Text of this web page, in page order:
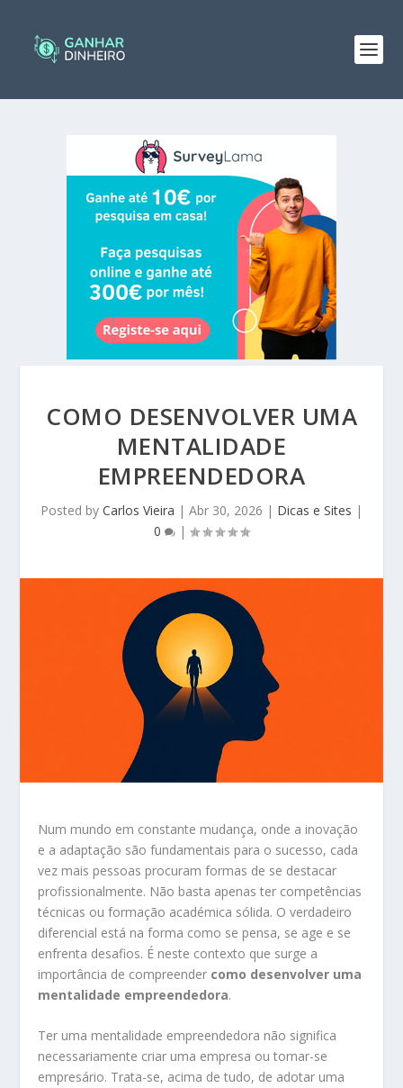
COMO DESENVOLVER UMA
MENTALIDADE
EMPREENDEDORA
Posted by Carlos Vieira | Abr 30, 2026 | Dicas e Sites |
0
|
Num mundo em constante mudança, onde a inovação
e a adaptação são fundamentais para o sucesso, cada
vez mais pessoas procuram formas de se destacar
profissionalmente. Não basta apenas ter competências
técnicas ou formação académica sólida. O verdadeiro
diferencial está na forma como se pensa, se age e se
enfrenta desafios. É neste contexto que surge a
importância de compreender como desenvolver uma
mentalidade empreendedora.
Ter uma mentalidade empreendedora não significa
necessariamente criar uma empresa ou tornar-se
empresário. Trata-se, acima de tudo, de adotar uma